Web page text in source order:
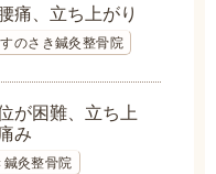
痛、立ち上がり
のさき鍼灸整骨院
が困難、立ち上
み
灸整骨院